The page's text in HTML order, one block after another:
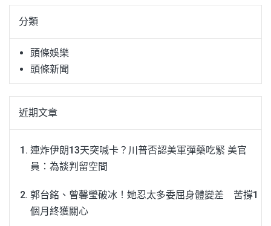
字:分類
頭條娛樂
頭條新聞
近期文章
連炸伊朗13天突喊卡？川普否認美軍彈藥吃緊 美官
員：為談判留空間
郭台銘、曾馨瑩破冰！她忍太多委屈身體變差 苦撐1
個月終獲關心